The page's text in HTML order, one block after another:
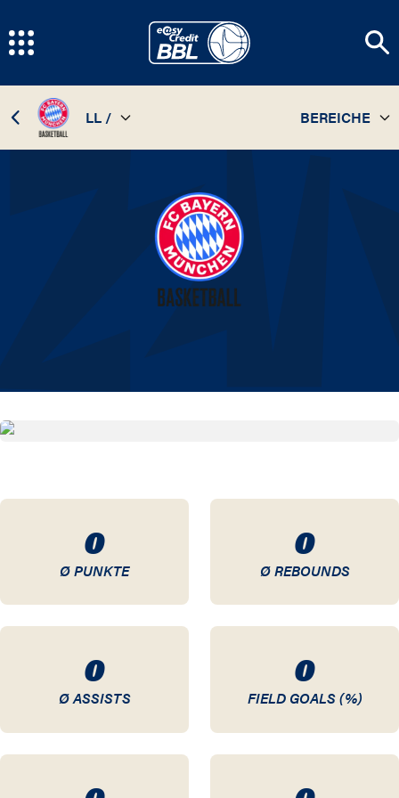
LL /
26 / 27
18 / 19
17 / 18
15 / 16
14 / 15
12 / 13
BEREICHE
TEAM
0
Ø PUNKTE
0
Ø REBOUNDS
0
Ø ASSISTS
0
FIELD GOALS (%)